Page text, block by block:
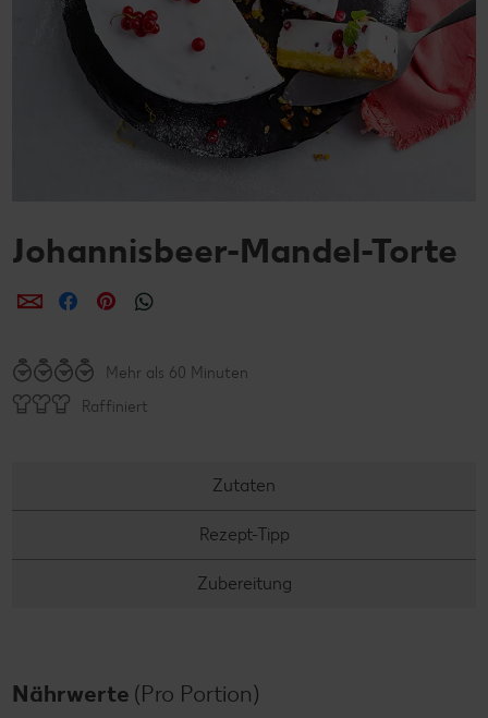
Johannisbeer-Mandel-Torte
per E-Mail teilen
per Facebook teilen
per Pinterest teilen
Mehr als 60 Minuten
Raffiniert
Zutaten
Rezept-Tipp
Zubereitung
Nährwerte (Pro Portion)